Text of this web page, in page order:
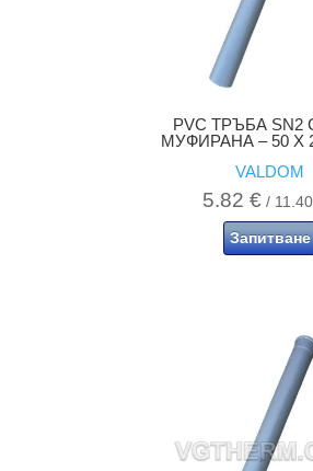
PVC ТРЪБА SN2
МУФИРАНА – 50 X
VALDOM
5.82 € / 11.40
Запитване